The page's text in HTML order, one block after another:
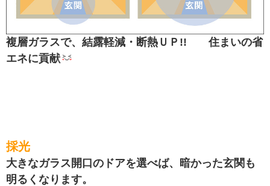
複層ガラスで、結露軽減・断熱ＵＰ!! 住まいの省
エネに貢献
採光
大きなガラス開口のドアを選べば、暗かった玄関も
明るくなります。